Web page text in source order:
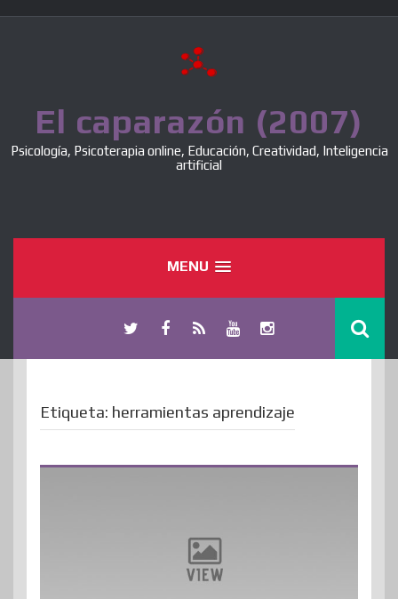
El caparazón (2007)
Psicología, Psicoterapia online, Educación, Creatividad, Inteligencia
artificial
MENU
Etiqueta: herramientas aprendizaje